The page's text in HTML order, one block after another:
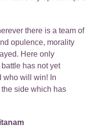
there is a team of
opulence, morality
Here only
has not yet
who will win! In
side which has